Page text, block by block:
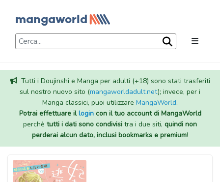
Tutti i Doujinshi e Manga per adulti (+18) sono stati trasferiti
sul nostro nuovo sito (mangaworldadult.net); invece, per i
Manga classici, puoi utilizzare MangaWorld.
Potrai effettuare illogincon il tuo account di MangaWorld
perchè tutti i dati sono condivisi tra i due siti, quindi non
perderai alcun dato, inclusi bookmarks e premium!